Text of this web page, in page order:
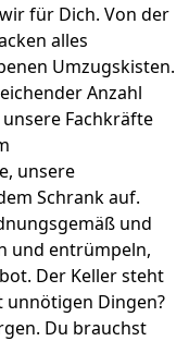
für Dich. Von der
alles
Umzugskisten.
Anzahl
Fachkräfte
unsere
Schrank auf.
und
und entrümpeln,
Der Keller steht
unnötigen Dingen?
Du brauchst